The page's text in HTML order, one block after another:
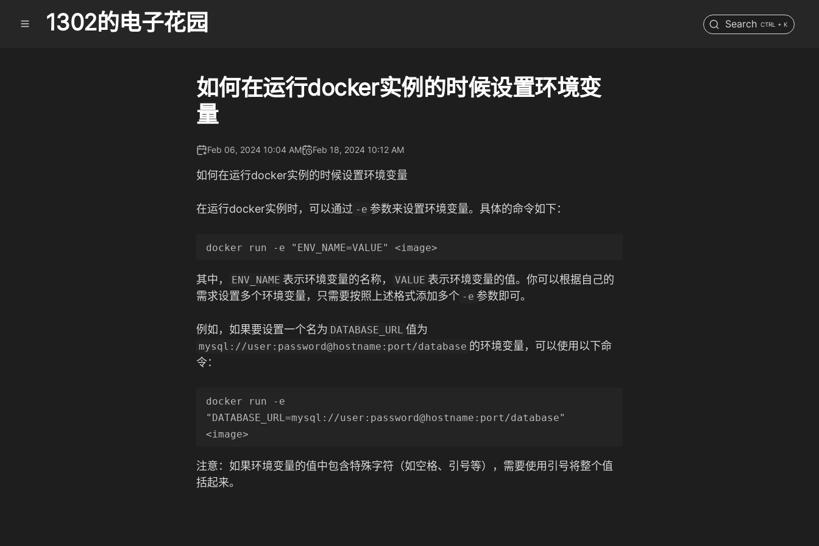
1302的电子花园 Search CTRL + K
如何在运行docker实例的时候设置环境变
量
Feb 06, 2024 10:04 AM Feb 18, 2024 10:12 AM
如何在运行docker实例的时候设置环境变量
在运行docker实例时，可以通过 -e 参数来设置环境变量。具体的命令如下：
其中， ENV_NAME 表示环境变量的名称， VALUE 表示环境变量的值。你可以根据自己的
需求设置多个环境变量，只需要按照上述格式添加多个 -e 参数即可。
例如，如果要设置一个名为 DATABASE_URL 值为
mysql://user:password@hostname:port/database 的环境变量，可以使用以下命
令：
docker run -e
"DATABASE_URL=mysql://user:password@hostname:port/database"
注意：如果环境变量的值中包含特殊字符（如空格、引号等），需要使用引号将整个值
括起来。